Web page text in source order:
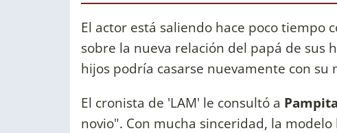
El actor está saliendo hace poco tiempo
sobre la nueva relación del papá de sus
hijos podría casarse nuevamente con su
El cronista de 'LAM' le consultó a Pampita
novio". Con mucha sinceridad, la